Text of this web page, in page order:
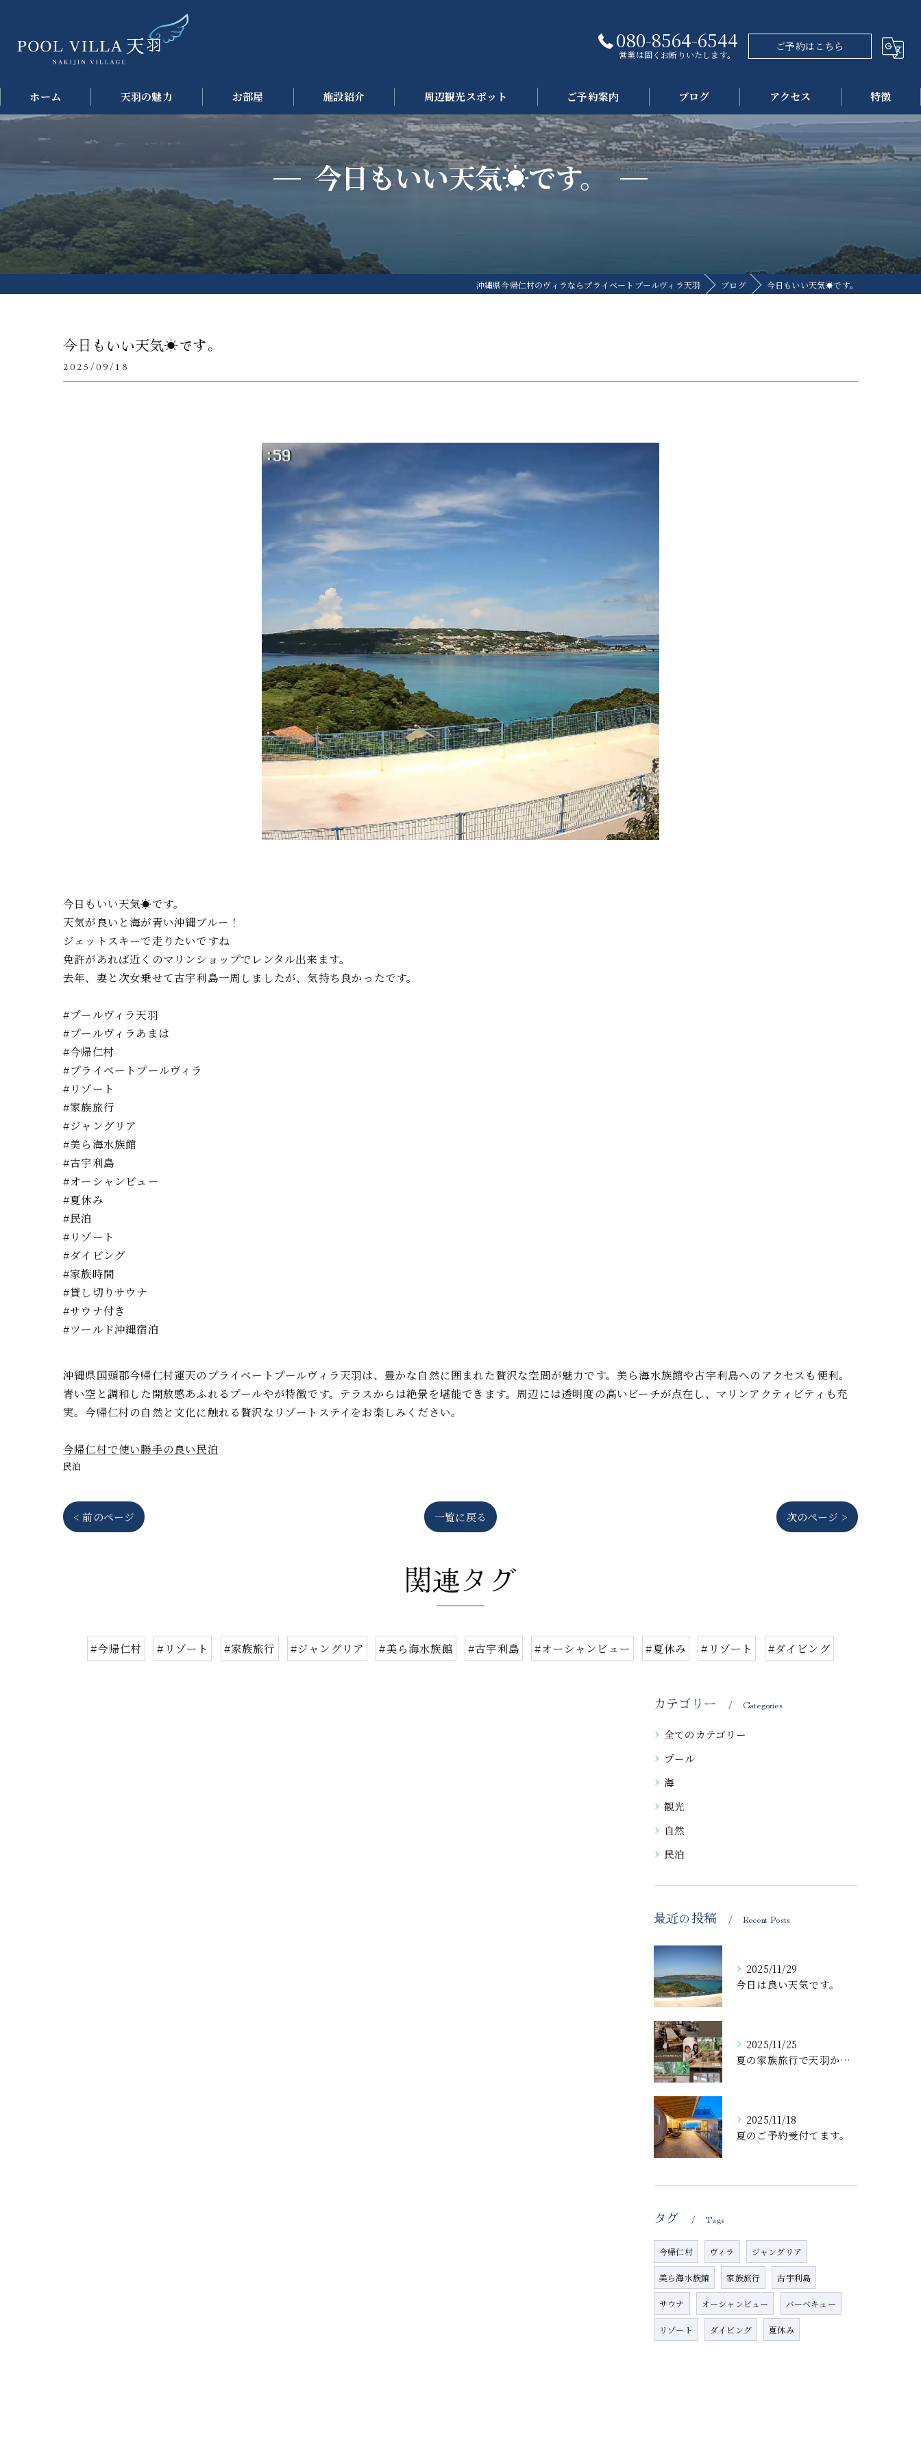
080-8564-6544
営業は固くお断りいたします。
ご予約はこちら
ホーム 天羽の魅力 お部屋 施設紹介 周辺観光スポット ご予約案内 ブログ アクセス 特徴
プール
民泊
今日もいい天気☀です。
沖縄県今帰仁村のヴィラならプライベートプールヴィラ天羽 ブログ 今日もいい天気☀です。
今日もいい天気☀です。
2025/09/18
今日もいい天気☀です。
天気が良いと海が青い沖縄ブルー！
ジェットスキーで走りたいですね
免許があれば近くのマリンショップでレンタル出来ます。
去年、妻と次女乗せて古宇利島一周しましたが、気持ち良かったです。
#プールヴィラ天羽
#プールヴィラあまは
#今帰仁村
#プライベートプールヴィラ
#リゾート
#家族旅行
#ジャングリア
#美ら海水族館
#古宇利島
#オーシャンビュー
#夏休み
#民泊
#リゾート
#ダイビング
#家族時間
#貸し切りサウナ
#サウナ付き
#ツールド沖縄宿泊
沖縄県国頭郡今帰仁村運天のプライベートプールヴィラ天羽は、豊かな自然に囲まれた贅沢な空間が魅力です。美ら海水族館や古宇利島へのアクセスも便利。
青い空と調和した開放感あふれるプールやが特徴です。テラスからは絶景を堪能できます。周辺には透明度の高いビーチが点在し、マリンアクティビティも充
実。今帰仁村の自然と文化に触れる贅沢なリゾートステイをお楽しみください。
今帰仁村で使い勝手の良い民泊
民泊
< 前のページ 一覧に戻る 次のページ >
関連タグ
#今帰仁村 #リゾート #家族旅行 #ジャングリア #美ら海水族館 #古宇利島 #オーシャンビュー #夏休み #リゾート #ダイビング
カテゴリー Categories
全てのカテゴリー
プール
海
観光
自然
民泊
最近の投稿 Recent Posts
2025/11/29
今日は良い天気です。
2025/11/25
夏の家族旅行で天羽から近くの体験工房で丼🍜作ったのが、忘れた...
2025/11/18
夏のご予約受付てます。
タグ Tags
今帰仁村 ヴィラ ジャングリア
美ら海水族館 家族旅行 古宇利島
サウナ オーシャンビュー バーベキュー
リゾート ダイビング 夏休み